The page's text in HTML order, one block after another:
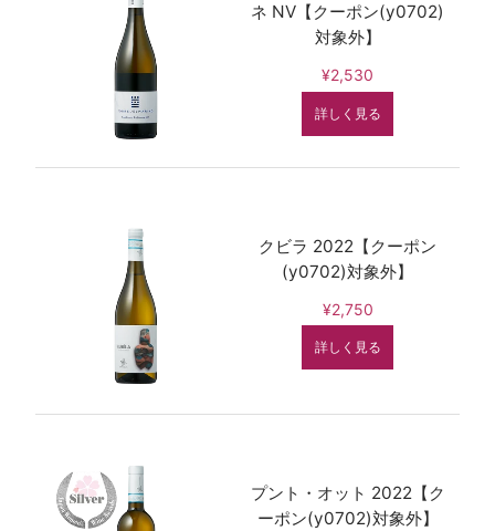
ネ NV【クーポン(y0702)
対象外】
¥2,530
詳しく見る
クビラ 2022【クーポン
(y0702)対象外】
¥2,750
詳しく見る
プント・オット 2022【ク
ーポン(y0702)対象外】